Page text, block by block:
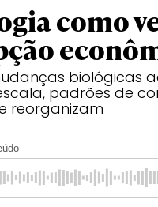
como
biológicas
padrões de
reorganizam